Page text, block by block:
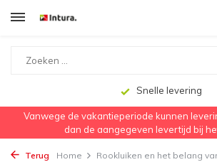
Snelle levering
Vanwege de vakantieperiode kunnen
dan de aangegeven levertijd bij
Terug Home Rookluiken en het belang